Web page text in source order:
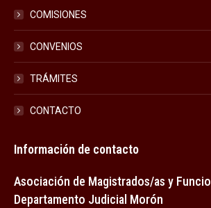
COMISIONES
CONVENIOS
TRÁMITES
CONTACTO
Información de contacto
Asociación de Magistrados/as y
Departamento Judicial Morón